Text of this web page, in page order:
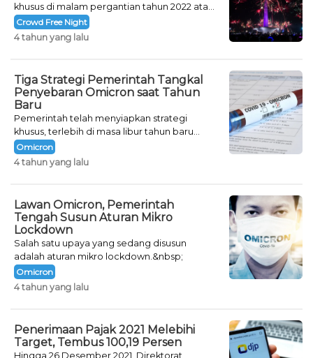
khusus di malam pergantian tahun 2022 atau
Crowd Free Night selama dua hari.
Crowd Free Night
4 tahun yang lalu
Tiga Strategi Pemerintah Tangkal
Penyebaran Omicron saat Tahun
Baru
Pemerintah telah menyiapkan strategi
khusus, terlebih di masa libur tahun baru
seperti saat ini.
Omicron
4 tahun yang lalu
Lawan Omicron, Pemerintah
Tengah Susun Aturan Mikro
Lockdown
Salah satu upaya yang sedang disusun
adalah aturan mikro lockdown.&nbsp;
Omicron
4 tahun yang lalu
Penerimaan Pajak 2021 Melebihi
Target, Tembus 100,19 Persen
Hingga 26 Desember 2021, Direktorat